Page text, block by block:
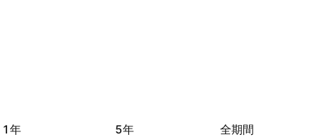
1年
5年
全期間